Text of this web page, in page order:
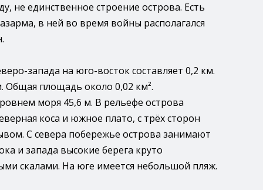
не единственное строение острова. Есть
в ней во время войны располагался
запада на юго-восток составляет 0,2 км.
площадь около 0,02 км².
моря 45,6 м. В рельефе острова
коса и южное плато, с трёх сторон
С севера побережье острова занимают
и запада высокие берега круто
скалами. На юге имеется небольшой пляж.